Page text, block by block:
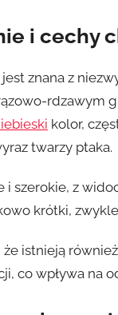
i cechy
jest znana z
rdzawym
kolor,
twarzy ptaka.
i szerokie, z
krótki,
istnieją
co wpływa na